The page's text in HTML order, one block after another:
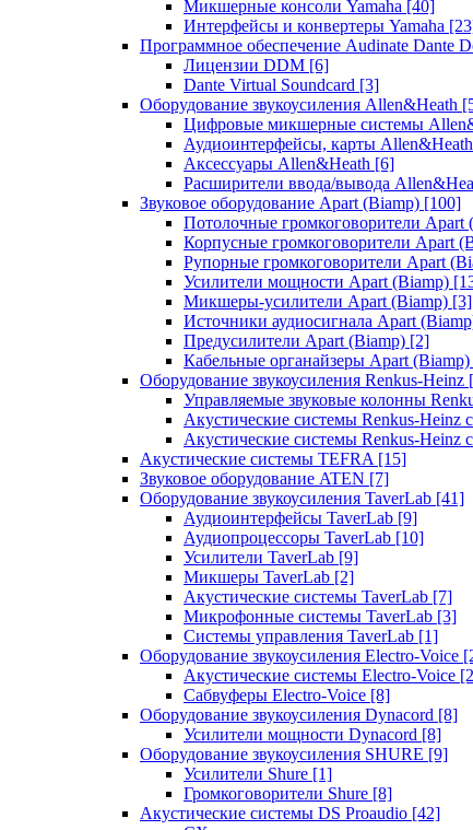
Микшерные консоли Yamaha [40]
Интерфейсы и конвертеры Yamaha
Программное обеспечение Audinate Dante
Лицензии DDM [6]
Dante Virtual Soundcard [3]
Оборудование звукоусиления Allen&Heath
Цифровые микшерные системы
Аудиоинтерфейсы, карты Allen&Heath
Аксессуары Allen&Heath [6]
Расширители ввода/вывода
Звуковое оборудование Apart (Biamp) [100]
Потолочные громкоговорители Apart
Корпусные громкоговорители Apart
Рупорные громкоговорители Apart
Усилители мощности Apart (Biamp)
Микшеры-усилители Apart (Biamp) [3]
Источники аудиосигнала Apart
Предусилители Apart (Biamp) [2]
Кабельные органайзеры Apart (Biamp)
Оборудование звукоусиления Renkus-Heinz
Управляемые звуковые колонны
Акустические системы Renkus-Heinz
Акустические системы Renkus-Heinz
Акустические системы TEFRA [15]
Звуковое оборудование ATEN [7]
Оборудование звукоусиления TaverLab [41]
Аудиоинтерфейсы TaverLab [9]
Аудиопроцессоры TaverLab [10]
Усилители TaverLab [9]
Микшеры TaverLab [2]
Акустические системы TaverLab [7]
Микрофонные системы TaverLab [3]
Системы управления TaverLab [1]
Оборудование звукоусиления Electro-Voice
Акустические системы Electro-Voice
Сабвуферы Electro-Voice [8]
Оборудование звукоусиления Dynacord [8]
Усилители мощности Dynacord [8]
Оборудование звукоусиления SHURE [9]
Усилители Shure [1]
Громкоговорители Shure [8]
Акустические системы DS Proaudio [42]